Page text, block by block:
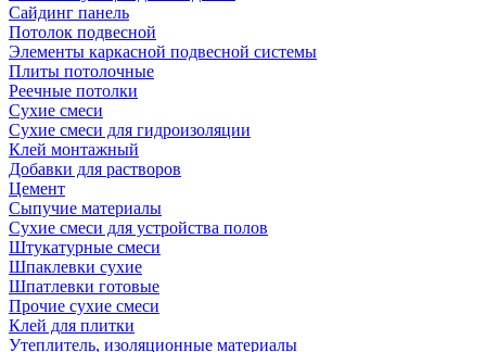
Сайдинг панель
Потолок подвесной
Элементы каркасной подвесной системы
Плиты потолочные
Реечные потолки
Сухие смеси
Сухие смеси для гидроизоляции
Клей монтажный
Добавки для растворов
Цемент
Сыпучие материалы
Сухие смеси для устройства полов
Штукатурные смеси
Шпаклевки сухие
Шпатлевки готовые
Прочие сухие смеси
Клей для плитки
Утеплитель, изоляционные материалы